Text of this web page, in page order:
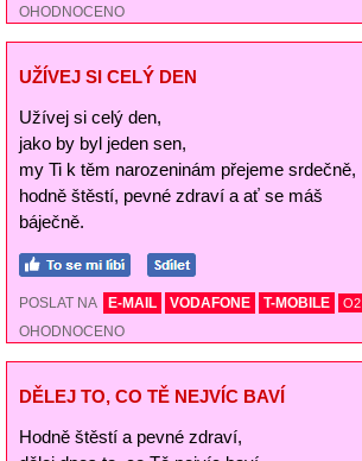
OHODNOCENO
UŽÍVEJ SI CELÝ DEN
Užívej si celý den,
jako by byl jeden sen,
my Ti k těm narozeninám přejeme srdečně,
hodně štěstí, pevné zdraví a ať se máš
báječně.
POSLAT NA E-MAIL VODAFONE T-MOBILE O2
OHODNOCENO
DĚLEJ TO, CO TĚ NEJVÍC BAVÍ
Hodně štěstí a pevné zdraví,